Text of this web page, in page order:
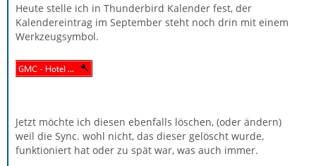
Heute stelle ich in Thunderbird Kalender fest, der
Kalendereintrag im September steht noch drin mit einem
Werkzeugsymbol.
Jetzt möchte ich diesen ebenfalls löschen, (oder ändern)
weil die Sync. wohl nicht, das dieser gelöscht wurde,
funktioniert hat oder zu spät war, was auch immer.